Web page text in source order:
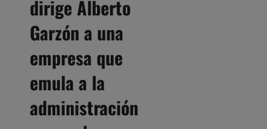
dirige Alberto
Garzón a una
empresa que
emula a la
administración